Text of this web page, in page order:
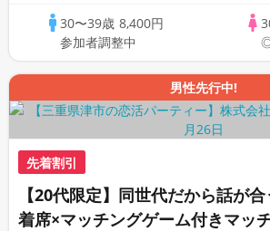
30〜39歳 8,400円
参加者調整中
男性先行中!
先着割引
【20代限定】同世代だから話が
着席×マッチングゲーム付きマッ